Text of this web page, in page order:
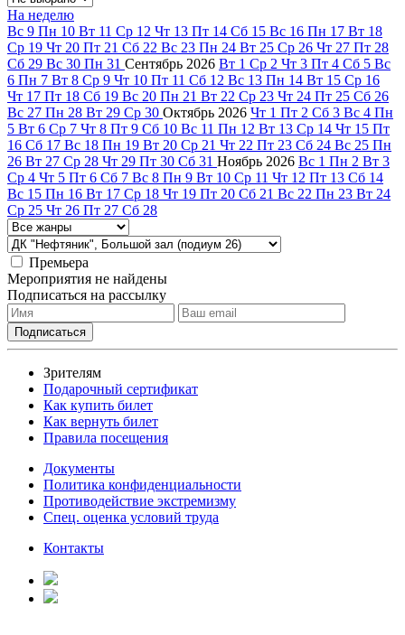
На неделю
Вс 9 Пн 10 Вт 11 Ср 12 Чт 13 Пт 14 Сб 15 Вс 16 Пн 17 Вт 18
Ср 19 Чт 20 Пт 21 Сб 22 Вс 23 Пн 24 Вт 25 Ср 26 Чт 27 Пт 28
Сб 29 Вс 30 Пн 31 Сентябрь 2026 Вт 1 Ср 2 Чт 3 Пт 4 Сб 5 Вс
6 Пн 7 Вт 8 Ср 9 Чт 10 Пт 11 Сб 12 Вс 13 Пн 14 Вт 15 Ср 16
Чт 17 Пт 18 Сб 19 Вс 20 Пн 21 Вт 22 Ср 23 Чт 24 Пт 25 Сб 26
Вс 27 Пн 28 Вт 29 Ср 30 Октябрь 2026 Чт 1 Пт 2 Сб 3 Вс 4 Пн
5 Вт 6 Ср 7 Чт 8 Пт 9 Сб 10 Вс 11 Пн 12 Вт 13 Ср 14 Чт 15 Пт
16 Сб 17 Вс 18 Пн 19 Вт 20 Ср 21 Чт 22 Пт 23 Сб 24 Вс 25 Пн
26 Вт 27 Ср 28 Чт 29 Пт 30 Сб 31 Ноябрь 2026 Вс 1 Пн 2 Вт 3
Ср 4 Чт 5 Пт 6 Сб 7 Вс 8 Пн 9 Вт 10 Ср 11 Чт 12 Пт 13 Сб 14
Вс 15 Пн 16 Вт 17 Ср 18 Чт 19 Пт 20 Сб 21 Вс 22 Пн 23 Вт 24
Ср 25 Чт 26 Пт 27 Сб 28
Премьера
Мероприятия не найдены
Подписаться на рассылку
Зрителям
Подарочный сертификат
Как купить билет
Как вернуть билет
Правила посещения
Документы
Политика конфиденциальности
Противодействие экстремизму
Спец. оценка условий труда
Контакты